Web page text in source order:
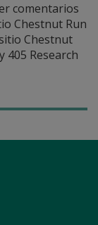
comentarios
Chestnut Run
Chestnut
405 Research